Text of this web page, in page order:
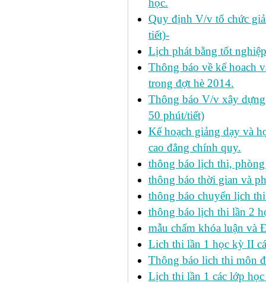
học.
Quy định V/v tổ chức
tiết)-
Lịch phát bằng tốt
Thông báo về kế hoach
trong đợt hè 2014.
Thông báo V/v xây
50 phút/tiết)
Kế hoạch giảng dạy và
cao đẳng chính quy.
thông báo lịch thi,
thông báo thời gian và
thông báo chuyển lịch
thông báo lịch thi lần 2
mẫu chấm khóa luận và
Lich thi lần 1 học kỳ II
Thông báo lich thi môn
Lịch thi lần 1 các lớp